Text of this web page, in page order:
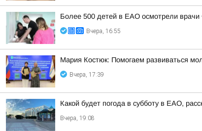
Более 500 детей в ЕАО осмотрели врачи
Вчера, 16:55
Мария Костюк: Помогаем развиваться
Вчера, 17:39
Какой будет погода в субботу в ЕАО,
Вчера, 19:08